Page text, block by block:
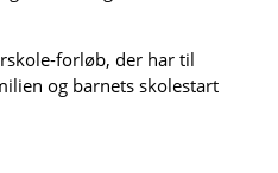
forløb, der har til
og barnets skolestart